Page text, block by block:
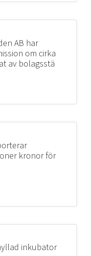
AB har
om cirka
av bolagsstä
kronor för
inkubator